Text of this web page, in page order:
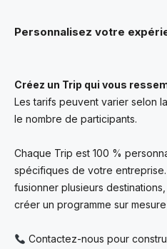
Personnalisez votre
Créez un Trip qui vous
Les tarifs peuvent varier selon
le nombre de participants.
Chaque Trip est 100 %
spécifiques de votre
fusionner plusieurs
créer un programme sur
Contactez-nous pour